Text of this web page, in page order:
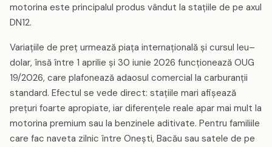
motorina este principalul produs vândut la stațiile de pe axul
DN12.
Variațiile de preț urmează piața internațională și cursul leu–
dolar, însă între 1 aprilie și 30 iunie 2026 funcționează OUG
19/2026, care plafonează adaosul comercial la carburanții
standard. Efectul se vede direct: stațiile mari afișează
prețuri foarte apropiate, iar diferențele reale apar mai mult la
motorina premium sau la benzinele aditivate. Pentru familiile
care fac naveta zilnic între Onești, Bacău sau satele de pe